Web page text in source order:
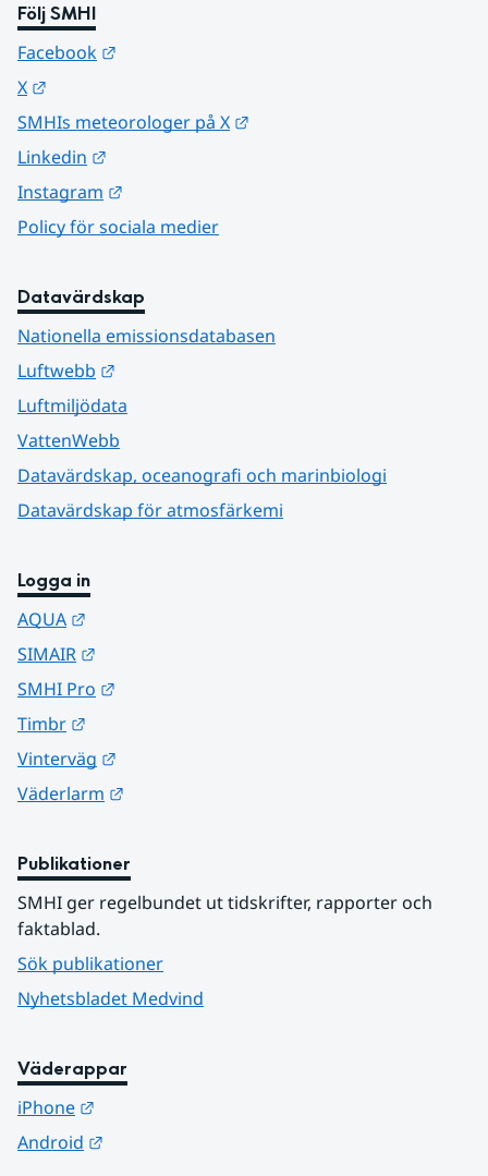
Följ SMHI
Facebook
X
SMHIs meteorologer på X
Linkedin
Instagram
Policy för sociala medier
Datavärdskap
Nationella emissionsdatabasen
Luftwebb
Luftmiljödata
VattenWebb
Datavärdskap, oceanografi och marinbiologi
Datavärdskap för atmosfärkemi
Logga in
AQUA
SIMAIR
SMHI Pro
Timbr
Vinterväg
Väderlarm
Publikationer
SMHI ger regelbundet ut tidskrifter, rapporter och
faktablad.
Sök publikationer
Nyhetsbladet Medvind
Väderappar
iPhone
Android